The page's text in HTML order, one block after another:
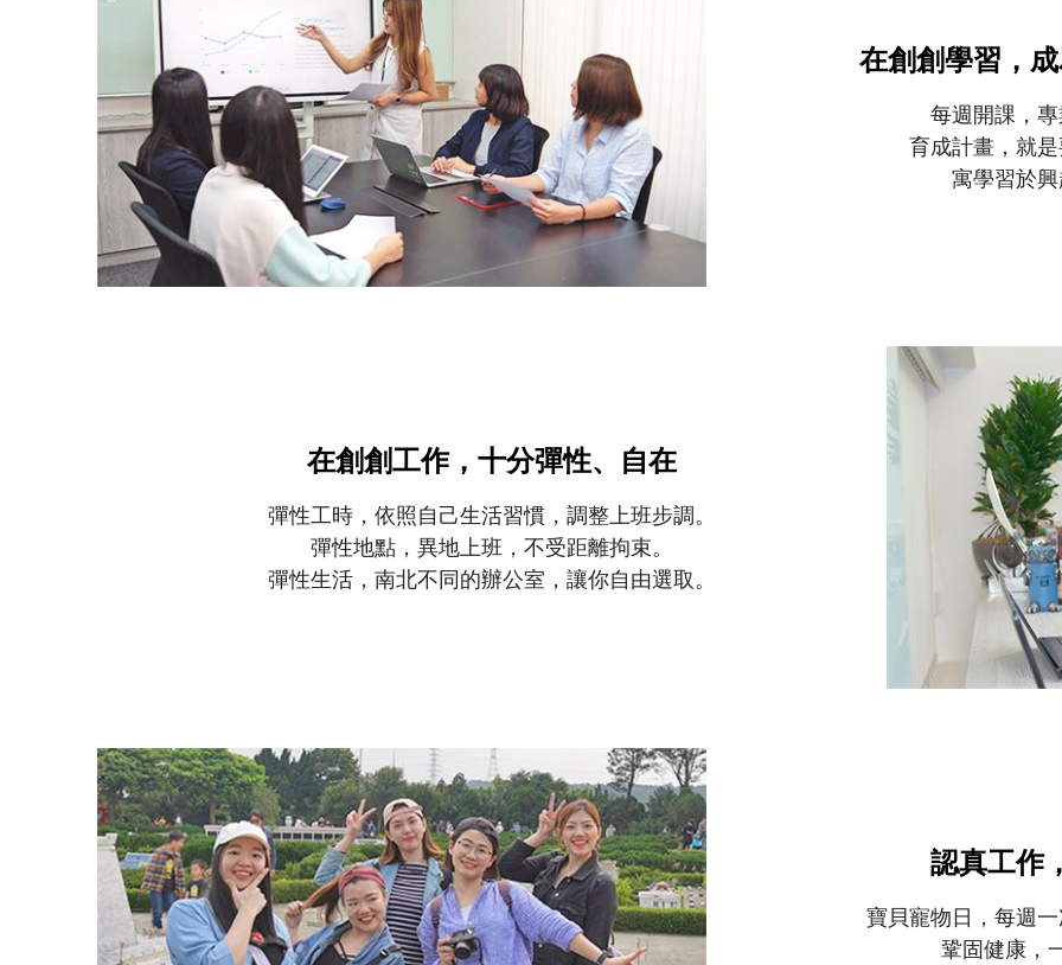
在創創學習，
每週開課，專
育成計畫，就是
寓學習於興
在創創工作，十分彈性、自在
彈性工時，依照自己生活習慣，調整上班步調。
彈性地點，異地上班，不受距離拘束。
彈性生活，南北不同的辦公室，讓你自由選取。
認真工作
寶貝寵物日，每週一
鞏固健康，